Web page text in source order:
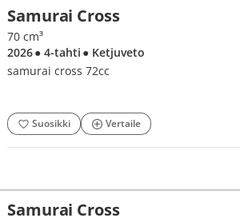
Samurai Cross
70 cm³
2026● 4-tahti ● Ketjuveto
samurai cross 72cc
Suosikki Vertaile
Samurai Cross